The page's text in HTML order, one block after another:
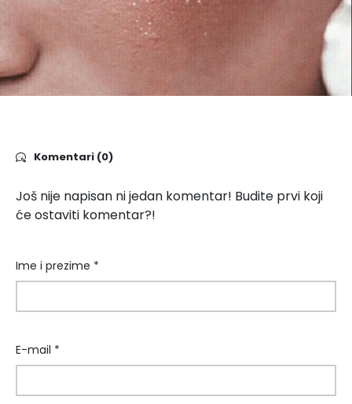
Komentari (0)
Još nije napisan ni jedan komentar! Budite prvi koji
će ostaviti komentar?!
Ime i prezime *
E-mail *